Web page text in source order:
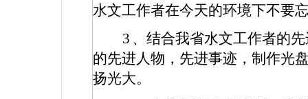
水文工作者在今天的环境下不要
3 、结合我省水文工作者的
的先进人物，先进事迹，制作光
扬光大。